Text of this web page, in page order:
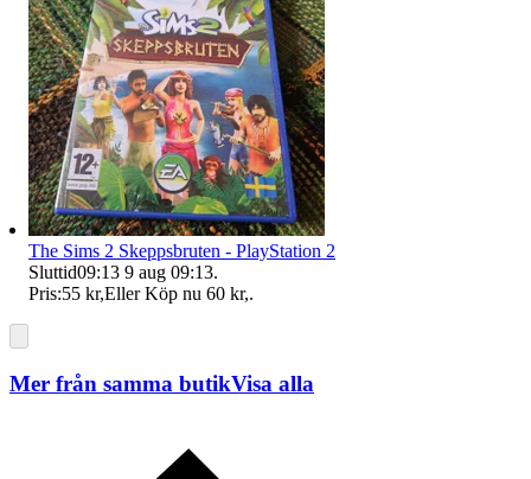
The Sims 2 Skeppsbruten - PlayStation 2
Sluttid09:13 9 aug 09:13.
Pris:55 kr,Eller Köp nu 60 kr,.
Mer från samma butikVisa alla